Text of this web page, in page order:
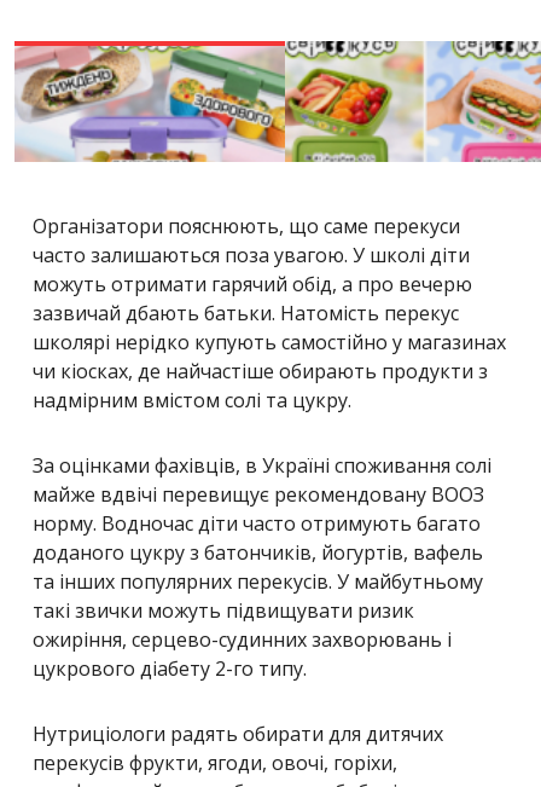
Організатори пояснюють, що саме перекуси
часто залишаються поза увагою. У школі діти
можуть отримати гарячий обід, а про вечерю
зазвичай дбають батьки. Натомість перекус
школярі нерідко купують самостійно у магазинах
чи кіосках, де найчастіше обирають продукти з
надмірним вмістом солі та цукру.
За оцінками фахівців, в Україні споживання солі
майже вдвічі перевищує рекомендовану ВООЗ
норму. Водночас діти часто отримують багато
доданого цукру з батончиків, йогуртів, вафель
та інших популярних перекусів. У майбутньому
такі звички можуть підвищувати ризик
ожиріння, серцево-судинних захворювань і
цукрового діабету 2-го типу.
Нутриціологи радять обирати для дитячих
перекусів фрукти, ягоди, овочі, горіхи,